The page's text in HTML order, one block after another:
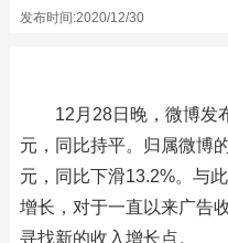
发布时间:2020/12/30
12月28日晚，微博发
元，同比持平。归属微博
元，同比下滑13.2%。与
增长，对于一直以来广告
寻找新的收入增长点。